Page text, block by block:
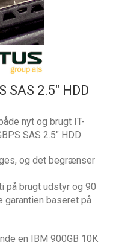
SAS 2.5″ HDD
nyt og brugt IT-
SAS 2.5″ HDD
og det begrænser
på brugt udstyr og 90
garantien baseret på
en IBM 900GB 10K